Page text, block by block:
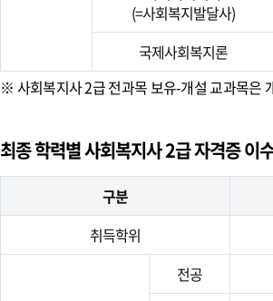
(=사회복지발달사)
국제사회복지론
※ 사회복지사 2급 전과목 보유-개설 교과목은
최종 학력별 사회복지사 2급 자격증 이
구분
취득학위
전공